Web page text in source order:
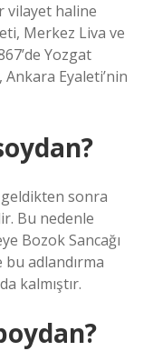
vilayet haline
Merkez Liva ve
Yozgat
Ankara Eyaleti’nin
geldikten sonra
Bu nedenle
Bozok Sancağı
adlandırma
kalmıştır.